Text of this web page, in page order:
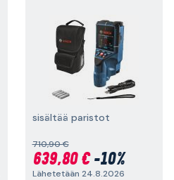
sisältää paristot
710,90 €
639,80 €-10%
Lähetetään 24.8.2026